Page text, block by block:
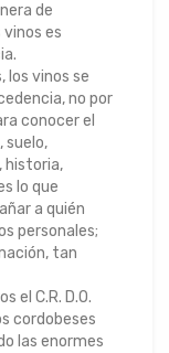
de
es
los vinos se
no por
conocer el
suelo,
historia,
lo que
a quién
personales;
tan
el C.R. D.O.
cordobeses
las enormes